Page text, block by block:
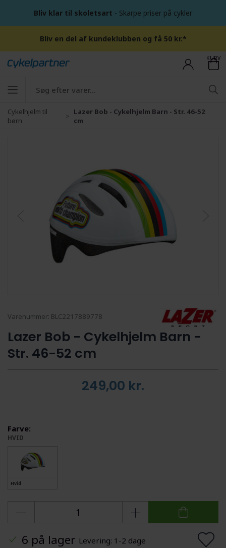
Bliv klar til skoletsart - Skarpe priser på cykler
Bliv en del af kundeklubben og få 50 kr.*
KURV
Cykelhjelm til
børn
Lazer Bob - Cykelhjelm Barn - Str. 46-52
cm
Varenummer: BLC2217889778
Lazer Bob - Cykelhjelm Barn -
Str. 46-52 cm
249,00 kr.
Farve:
HVID
Hvid
6 på lager Levering: 1-2 dage